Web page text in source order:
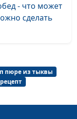
- что может
сделать
пюре из тыквы